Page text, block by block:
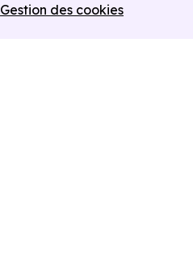
Gestion des cookies